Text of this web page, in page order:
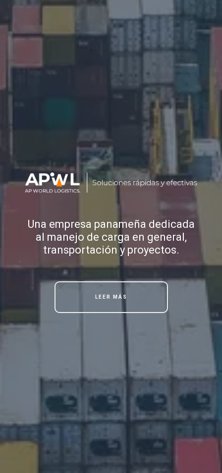
Una empresa panameña dedicada
al manejo de carga en general,
transportación y proyectos.
LEER MÁS